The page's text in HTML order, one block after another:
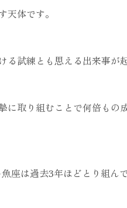
体です。
る試練とも思える出来事が
に取り組むことで何倍もの
座は過去3年ほどとり組ん